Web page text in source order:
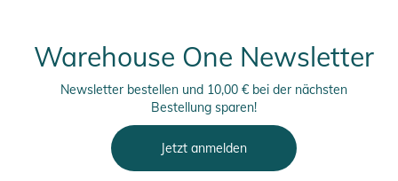
Warehouse One Newsletter
Newsletter bestellen und 10,00 € bei der nächsten
Bestellung sparen!
Jetzt anmelden